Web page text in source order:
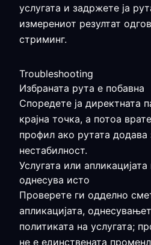
услугата и задржете ја
измерениот резултат
стриминг.
Troubleshooting
Избраната рута е побавна
Споредете ја директната
крајна точка, а потоа
профил ако рутата додава
нестабилност.
Услугата или
однесува исто
Проверете ги одделно
апликацијата,
политиката на услугата;
не е единствената